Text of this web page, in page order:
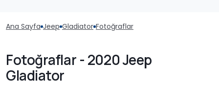
Ana Sayfa Jeep Gladiator Fotoğraflar
Fotoğraflar - 2020 Jeep
Gladiator